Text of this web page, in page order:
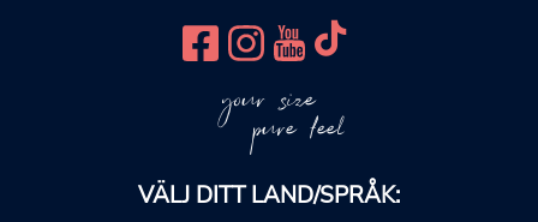
your size
pure feel
VÄLJ DITT LAND/SPRÅK: